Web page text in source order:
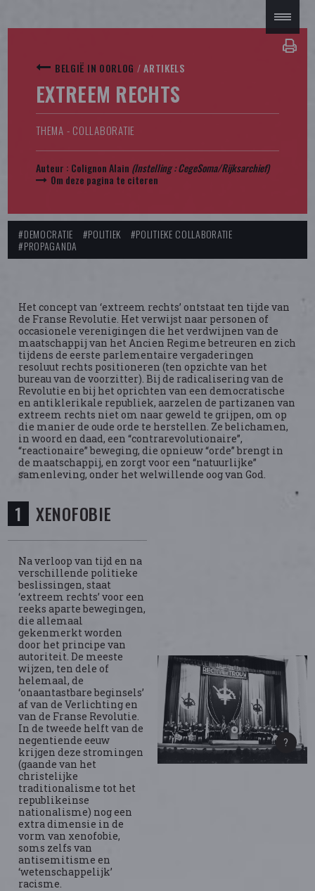
BELGIË IN OORLOG /ARTIKELS
EXTREEM RECHTS
THEMA - COLLABORATIE
Auteur : Colignon Alain (Instelling : CegeSoma/Rijksarchief)
Om deze pagina te citeren
#DEMOCRATIE #POLITIEK
#POLITIEKE COLLABORATIE
#PROPAGANDA
Het concept van ‘extreem rechts’ ontstaat ten tijde van
de Franse Revolutie. Het verwijst naar personen of
occasionele verenigingen die het verdwijnen van de
maatschappij van het Ancien Regime betreuren en zich
tijdens de eerste parlementaire vergaderingen
resoluut rechts positioneren (ten opzichte van het
bureau van de voorzitter). Bij de radicalisering van de
Revolutie en bij het oprichten van een democratische
en antiklerikale republiek, aarzelen de partizanen van
extreem rechts niet om naar geweld te grijpen, om op
die manier de oude orde te herstellen. Ze belichamen,
in woord en daad, een “contrarevolutionaire”,
“reactionaire” beweging, die opnieuw “orde” brengt in
de maatschappij, en zorgt voor een “natuurlijke”
samenleving, onder het welwillende oog van God.
XENOFOBIE
Na verloop van tijd en na
verschillende politieke
beslissingen, staat
‘extreem rechts’ voor een
reeks aparte bewegingen,
die allemaal
gekenmerkt worden
door het principe van
autoriteit. De meeste
wijzen, ten dele of
helemaal, de
‘onaantastbare beginsels’
af van de Verlichting en
van de Franse Revolutie.
In de tweede helft van de
negentiende eeuw
krijgen deze stromingen
(gaande van het
christelijke
traditionalisme tot het
republikeinse
nationalisme) nog een
extra dimensie in de
vorm van xenofobie,
soms zelfs van
antisemitisme en
‘wetenschappelijk’
racisme.